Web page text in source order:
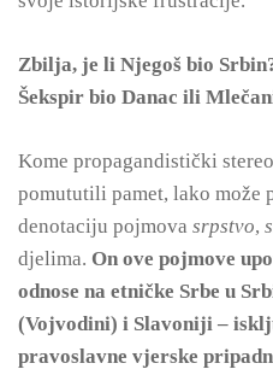
Zbilja, je li Njegoš bio
Šekspir bio Danac ili
Kome propagandistički
pomututili pamet, lako
denotaciju pojmova srpstvo,
djelima. On ove pojmove
odnose na etničke Srbe u
(Vojvodini) i Slavoniji –
pravoslavne vjerske